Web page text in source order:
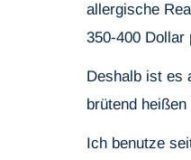
allergische
350-400
Deshalb ist es
brütend
Ich benutze